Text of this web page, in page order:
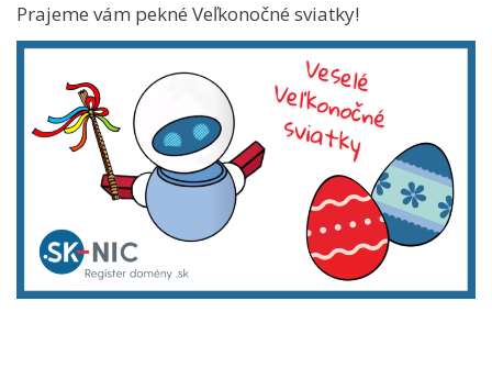
Prajeme vám pekné Veľkonočné sviatky!